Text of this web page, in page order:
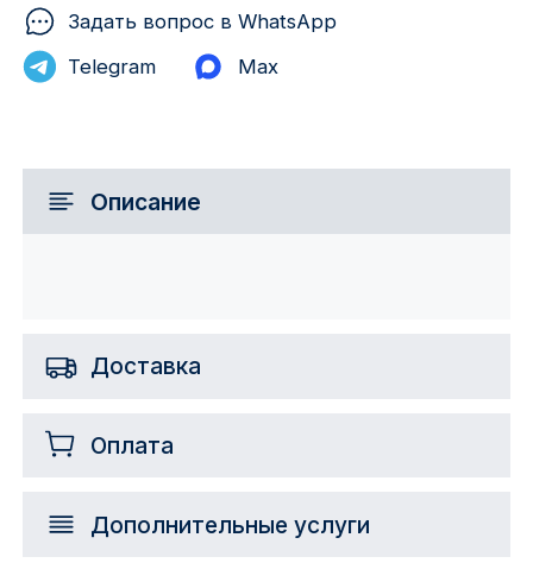
Задать вопрос в WhatsApp
Telegram
Max
Описание
Доставка
Оплата
Дополнительные услуги